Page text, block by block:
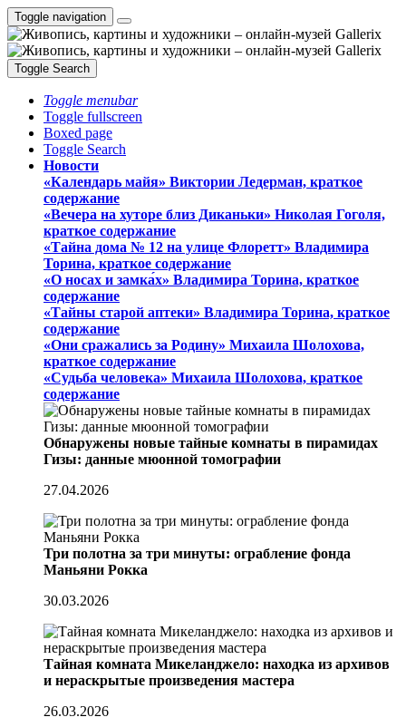
Toggle navigation
Toggle Search
Toggle menubar
Toggle fullscreen
Boxed page
Toggle Search
Новости
«Календарь майя» Виктории Ледерман, краткое
содержание
«Вечера на хуторе близ Диканьки» Николая Гоголя,
краткое содержание
«Тайна дома № 12 на улице Флоретт» Владимира
Торина, краткое содержание
«О носах и замка́х» Владимира Торина, краткое
содержание
«Тайны старой аптеки» Владимира Торина, краткое
содержание
«Они сражались за Родину» Михаила Шолохова,
краткое содержание
«Судьба человека» Михаила Шолохова, краткое
содержание
Обнаружены новые тайные комнаты в пирамидах
Гизы: данные мюонной томографии
27.04.2026
Три полотна за три минуты: ограбление фонда
Маньяни Рокка
30.03.2026
Тайная комната Микеланджело: находка из архивов
и нераскрытые произведения мастера
26.03.2026